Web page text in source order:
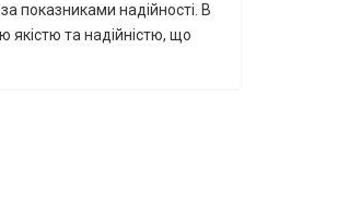
показниками надійності. В
якістю та надійністю, що